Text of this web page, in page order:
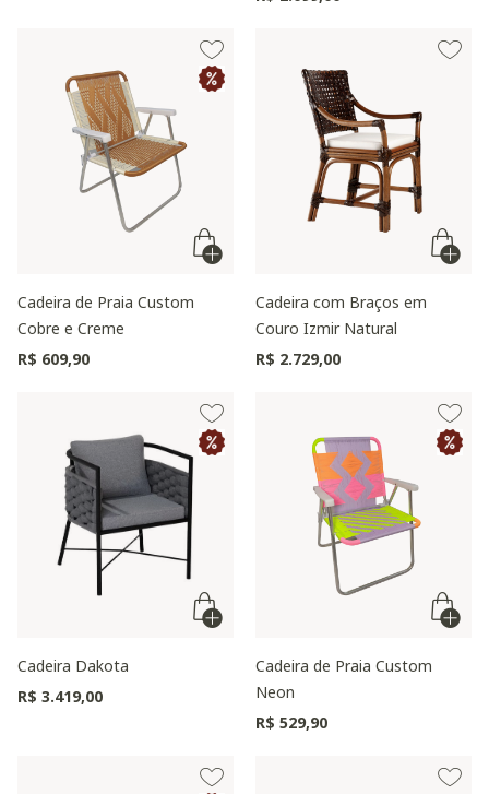
Cadeira de Praia Custom
Cobre e Creme
R$ 609,90
Cadeira com Braços em
Couro Izmir Natural
R$ 2.729,00
Cadeira Dakota
R$ 3.419,00
Cadeira de Praia Custom
Neon
R$ 529,90